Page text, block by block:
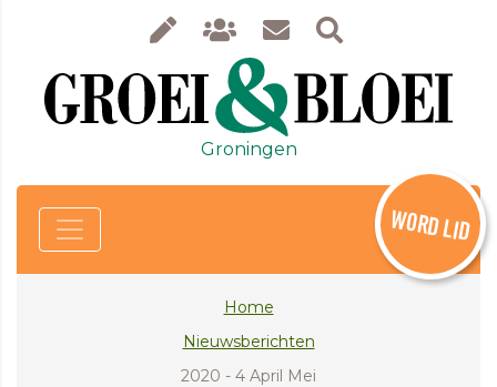
Groningen
WORD LID
Home
Nieuwsberichten
2020 - 4 April Mei